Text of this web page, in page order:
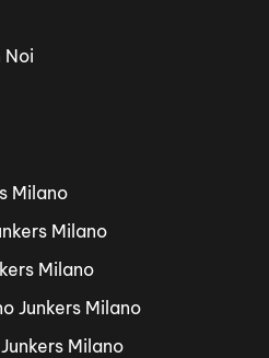
Noi
Milano
Milano
Milano
Junkers Milano
Milano